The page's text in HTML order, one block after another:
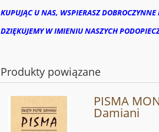
KUPUJĄC U NAS, WSPIERASZ
DZIĘKUJEMY W IMIENIU NASZYCH
Produkty powiązane
PISMA
Damiani